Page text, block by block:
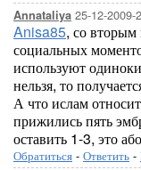
Annataliya 25-12-2009-
Anisa85, со вторым
социальных
используют
нельзя, то
А что ислам
прижились пять
оставить 1-3, это
Обратиться - Ответить -